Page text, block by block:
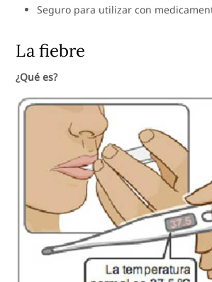
Seguro para utilizar con
La fiebre
¿Qué es?